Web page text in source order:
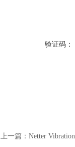
验证码：
上一篇： Netter